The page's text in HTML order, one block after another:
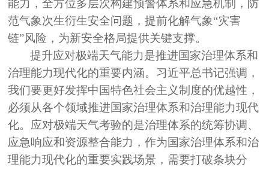
能力，全方位多层次构建预警体系和应急机制，防
范气象次生衍生安全问题，提前化解气象“灾害
链”风险，为新安全格局提供关键支撑。
提升应对极端天气能力是推进国家治理体系和
治理能力现代化的重要内涵。习近平总书记强调，
我们要更好发挥中国特色社会主义制度的优越性，
必须从各个领域推进国家治理体系和治理能力现代
化。应对极端天气考验的是治理体系的统筹协调、
应急响应和资源整合能力，作为国家治理体系和治
理能力现代化的重要实践场景，需要打破条块分